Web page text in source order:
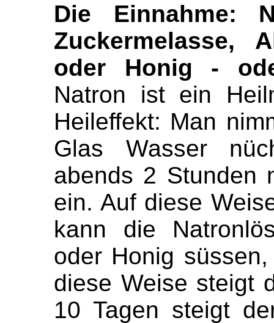
Die Einnahme:
Zuckermelasse,
oder Honig -
Natron ist ein
Heileffekt: Man
Glas Wasser
abends 2 Stunden
ein. Auf diese
kann die
oder Honig
diese Weise steigt
10 Tagen steigt